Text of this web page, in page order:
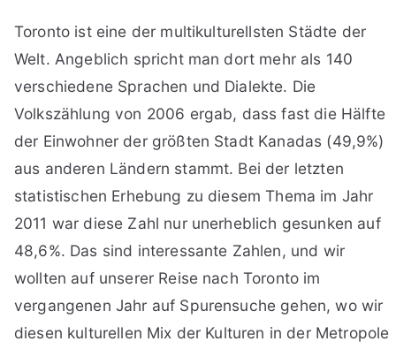
Toronto ist eine der multikulturellsten Städte der
Welt. Angeblich spricht man dort mehr als 140
verschiedene Sprachen und Dialekte. Die
Volkszählung von 2006 ergab, dass fast die Hälfte
der Einwohner der größten Stadt Kanadas (49,9%)
aus anderen Ländern stammt. Bei der letzten
statistischen Erhebung zu diesem Thema im Jahr
2011 war diese Zahl nur unerheblich gesunken auf
48,6%. Das sind interessante Zahlen, und wir
wollten auf unserer Reise nach Toronto im
vergangenen Jahr auf Spurensuche gehen, wo wir
diesen kulturellen Mix der Kulturen in der Metropole